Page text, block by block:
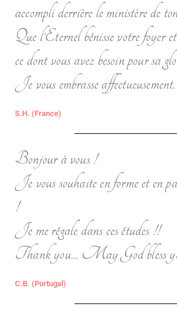
accompli derrière le ministère de
Que l’Eternel bénisse votre foyer
ce dont vous avez besoin pour sa
Je vous embrasse affectueusement.
S.H. (France)
Bonjour à vous !
Je vous souhaite en forme et en
!
Je me régale dans ces études !!
Thank you... May God bless
C.B. (Portugal)